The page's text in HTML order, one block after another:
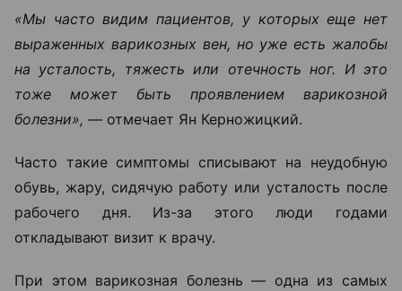
«Мы часто видим пациентов, у которых еще нет
выраженных варикозных вен, но уже есть жалобы
на усталость, тяжесть или отечность ног. И это
тоже может быть проявлением варикозной
болезни», — отмечает Ян Керножицкий.
Часто такие симптомы списывают на неудобную
обувь, жару, сидячую работу или усталость после
рабочего дня. Из-за этого люди годами
откладывают визит к врачу.
При этом варикозная болезнь — одна из самых